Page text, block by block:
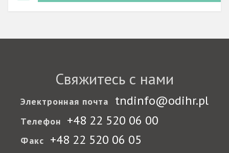
Свяжитесь с нами
Электронная почта tndinfo@odihr.pl
Телефон +48 22 520 06 00
Факс +48 22 520 06 05